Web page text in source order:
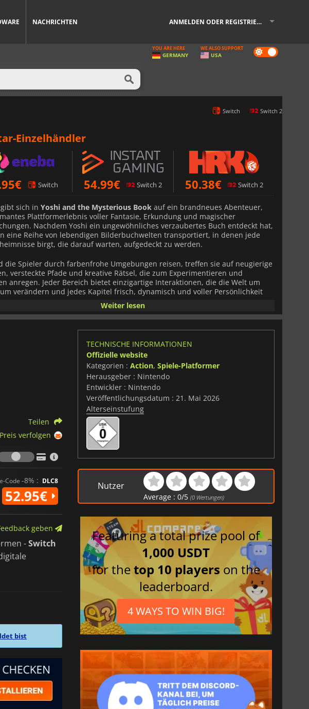
NACHRICHTEN ANMELDEN ODER REGISTRIEREN
Dark
mode
YOU ARE HERE
GERMANY
WE ALSO SUPPORT
USA
Switch Switch 2
Einzelhändler
€ Switch 54.99€ Switch 2 50.38€ Switch 2
sich in Yoshi and the Mysterious Book auf ein brandneues Abenteuer,
Plattformerlebnis voller Fantasie, Erkundung und magischer
Nachdem Yoshi ein ungewöhnliches verzaubertes Buch entdeckt hat,
eine Reihe von lebendigen Bilderbuchwelten transportiert, in denen jede
birgt, die darauf warten, aufgedeckt zu werden.
die Spieler durch farbenfrohe Umgebungen reisen, treffen sie auf neugierige
versteckte Pfade und kreative Rätsel, die zum Experimentieren und
anregen. Jeder Bereich bietet einzigartige Interaktionen, die die Welt um
verändern und jedes Kapitel frisch, dynamisch und voller Persönlichkeit
kombiniert klassisches Side-Scrolling-Gameplay mit einem skurrilen visuellen
von handgefertigten Bilderbüchern inspiriert ist. Lebendige Landschaften,
die den Abenteuergeist einfängt und gleichzeitig für Spieler aller
zugänglich bleibt.
bietet ein entspannendes Erlebnis voller Erkundung,
und unvergesslicher Momente. Egal, ob du nach versteckten
suchst oder einfach nur die Reise genießt, Yoshis neuestes Abenteuer
magische Welt, die es von Anfang bis Ende zu erkunden lohnt.
Weiter lesen
Teilen
Preis verfolgen
Gebühren
Code -8% : DLC8
52.95€
geben
-Switch
bist
TECHNISCHE INFORMATIONEN
Offizielle website
Kategorien : Action, Spiele-Platformer
Herausgeber : Nintendo
Entwickler : Nintendo
Veröffentlichungsdatum : 21. Mai 2026
Alterseinstufung
Nutzer
Average :0/5 (0 Wertungen)
Featuring a total prize pool of
1,000 USDT
for thetop 10 players on the
leaderboard.
4 WAYS TO WIN BIG!